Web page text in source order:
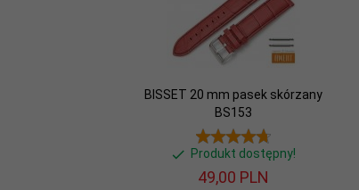
BISSET 20 mm pasek skórzany
BS153
Produkt dostępny!
49,00 PLN